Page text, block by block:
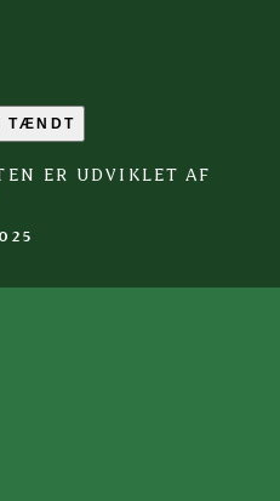
TÆNDT
ER UDVIKLET AF